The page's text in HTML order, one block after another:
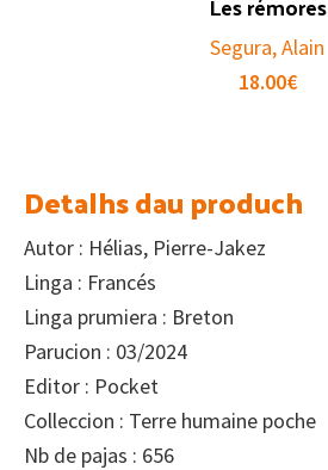
Segura, Alain
18.00€
Detalhs dau produch
Autor : Hélias, Pierre-Jakez
Linga : Francés
Linga prumiera : Breton
Parucion : 03/2024
Editor : Pocket
Colleccion : Terre humaine poche
Nb de pajas : 656